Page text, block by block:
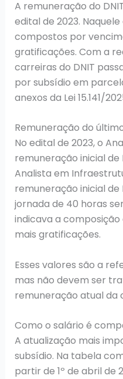
A remuneração do
edital de 2023.
compostos por
gratificações. Com a
carreiras do DNIT
por subsídio em
anexos da Lei 15.141/
Remuneração do
No edital de 2023, o
remuneração inicial de
Analista em
remuneração inicial de
jornada de 40 horas
indicava a
mais gratificações.
Esses valores são a
mas não devem ser
remuneração atual da
Como o salário é
A atualização mais
subsídio. Na tabela
partir de 1º de abril de